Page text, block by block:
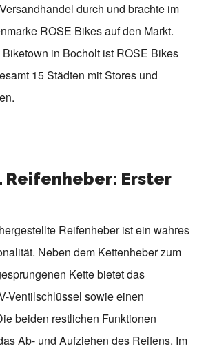
durch und brachte im
ROSE Bikes auf den Markt.
in Bocholt ist ROSE Bikes
15 Städten mit Stores und
Reifenheber: Erster
Reifenheber ist ein wahres
Neben dem Kettenheber zum
Kette bietet das
Ventilschlüssel sowie einen
beiden restlichen Funktionen
Ab- und Aufziehen des Reifens. Im